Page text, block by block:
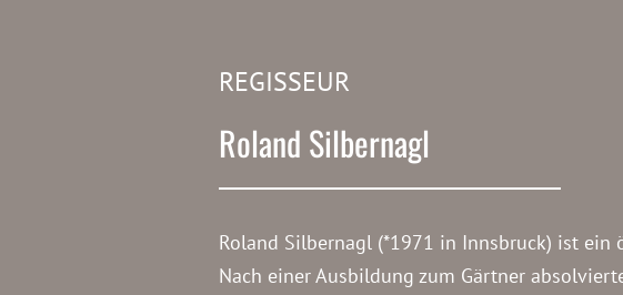
REGISSEUR
Roland Silbernagl
Roland Silbernagl (*1971 in Innsbruck) ist ein
Nach einer Ausbildung zum Gärtner